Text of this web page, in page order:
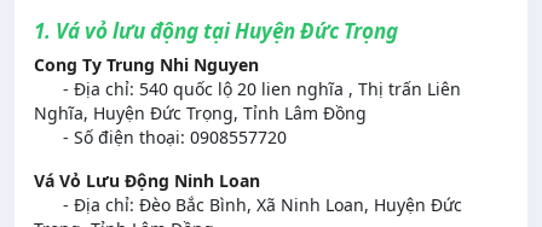
1. Vá vỏ lưu động tại Huyện Đức Trọng
Cong Ty Trung Nhi Nguyen
- Địa chỉ: 540 quốc lộ 20 lien nghĩa , Thị trấn Liên
Nghĩa, Huyện Đức Trọng, Tỉnh Lâm Đồng
- Số điện thoại: 0908557720
Vá Vỏ Lưu Động Ninh Loan
- Địa chỉ: Đèo Bắc Bình, Xã Ninh Loan, Huyện Đức